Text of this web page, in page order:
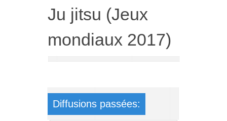
Ju jitsu (Jeux
mondiaux 2017)
Diffusions passées: